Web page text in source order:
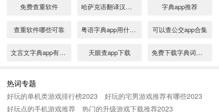
免费查重软件 哈萨克语翻译汉语软件下载 字典app推荐
查重软件哪些可靠 粤语字典app用什么软件 可以查公交app合集
文言文字典app有哪些 天眼查app下载 免费下载字典词典大全
查重软件推荐 论文查重免费查重软件分享 汉语词典app有哪些
热词专题
好玩的单机类游戏排行榜2023
好玩的宅男游戏推荐有哪些2023
好玩点的手机游戏推荐
热门的升级游戏下载推荐2023